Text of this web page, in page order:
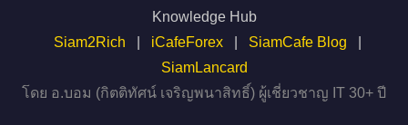
Knowledge Hub
Siam2Rich
iCafeForex SiamCafe Blog
SiamLancard
โดย อ.บอม (กิตติทัศน์ เจริญพนาสิทธิ์) ผู้เชี่ยวชาญ IT 30+ ปี